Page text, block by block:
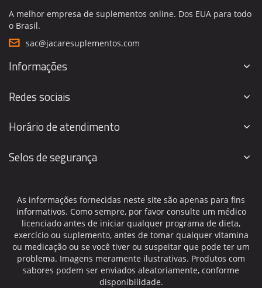
A melhor empresa de suplementos online. Dos EUA para todo
o Brasil.
sac@jacaresuplementos.com
Informações
Redes sociais
Horário de atendimento
Selos de segurança
As informações fornecidas neste site são apenas para fins
informativos. Como sempre, por favor consulte um médico
licenciado antes de iniciar qualquer programa de dieta,
exercício ou suplemento, antes de tomar qualquer vitamina
ou medicação ou se você tiver ou suspeitar que pode ter um
problema. Imagens meramente ilustrativas. Produtos com
sabores podem ser enviados aleatoriamente, conforme
disponibilidade.